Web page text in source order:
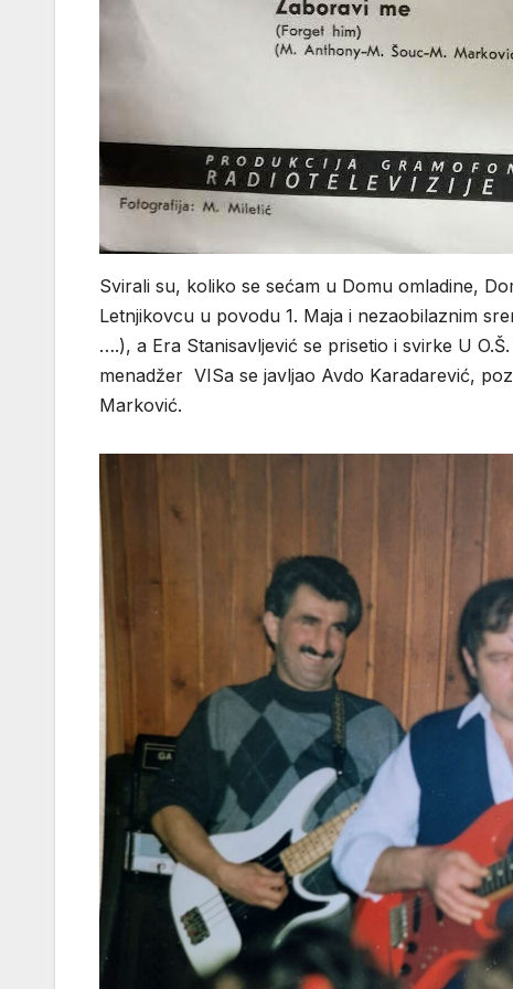
Svirali su, koliko se sećam u Domu omladine,
Letnjikovcu u povodu 1. Maja i nezaobilaznim
….), a Era Stanisavljević se prisetio i svirke U
menadžer VISa se javljao Avdo Karadarević,
Marković.